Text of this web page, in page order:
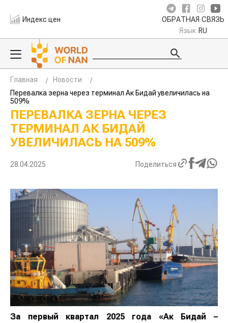
Индекс цен ОБРАТНАЯ СВЯЗЬ
Язык RU
Главная
Новости
Перевалка зерна через терминал Ак Бидай увеличилась на
509%
ПЕРЕВАЛКА ЗЕРНА ЧЕРЕЗ
ТЕРМИНАЛ АК БИДАЙ
УВЕЛИЧИЛАСЬ НА 509%
28.04.2025 Поделиться
За первый квартал 2025 года «Ак Бидай –